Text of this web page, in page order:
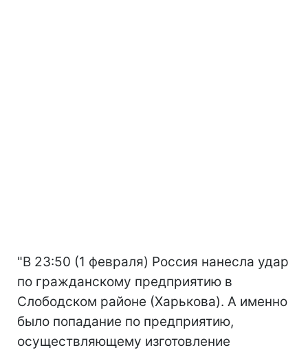
"В 23:50 (1 февраля) Россия нанесла удар
по гражданскому предприятию в
Слободском районе (Харькова). А именно
было попадание по предприятию,
осуществляющему изготовление